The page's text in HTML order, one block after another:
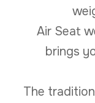
Air Seat
brings
The